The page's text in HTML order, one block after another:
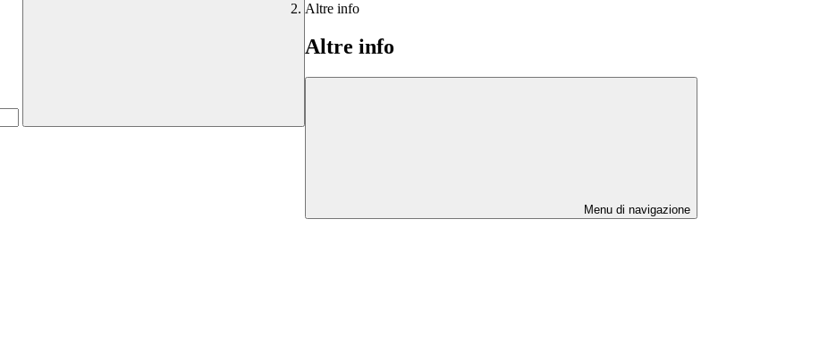
Altre info
Altre info
Menu di navigazione